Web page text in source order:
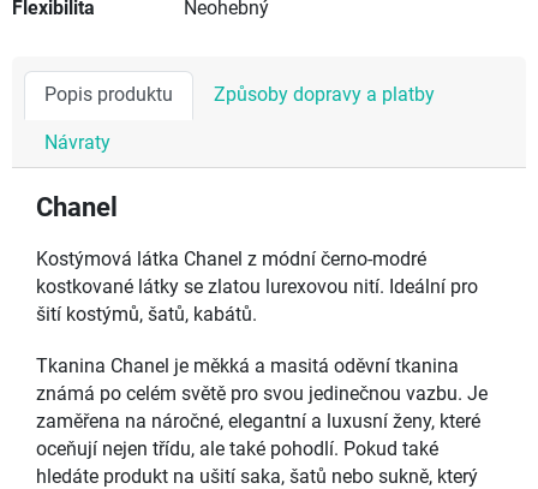
Flexibilita Neohebný
Popis produktu Způsoby dopravy a platby
Návraty
Chanel
Kostýmová látka Chanel z módní černo-modré
kostkované látky se zlatou lurexovou nití. Ideální pro
šití kostýmů, šatů, kabátů.
Tkanina Chanel je měkká a masitá oděvní tkanina
známá po celém světě pro svou jedinečnou vazbu. Je
zaměřena na náročné, elegantní a luxusní ženy, které
oceňují nejen třídu, ale také pohodlí. Pokud také
hledáte produkt na ušití saka, šatů nebo sukně, který